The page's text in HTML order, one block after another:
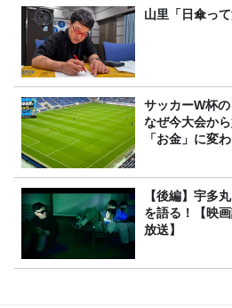
山里「日傘って
サッカーW杯
なぜ今大会か
「お金」に変
【後編】宇多
を語る！【映
放送】